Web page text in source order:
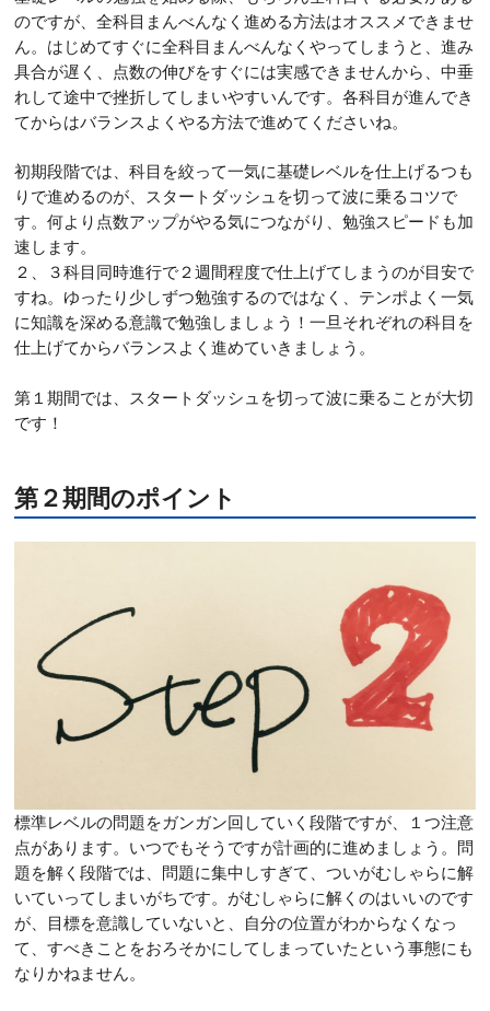
のですが、全科目まんべんなく進める方法はオススメできませ
ん。はじめてすぐに全科目まんべんなくやってしまうと、進み
具合が遅く、点数の伸びをすぐには実感できませんから、中垂
れして途中で挫折してしまいやすいんです。各科目が進んでき
てからはバランスよくやる方法で進めてくださいね。
初期段階では、科目を絞って一気に基礎レベルを仕上げるつも
りで進めるのが、スタートダッシュを切って波に乗るコツで
す。何より点数アップがやる気につながり、勉強スピードも加
速します。
２、３科目同時進行で２週間程度で仕上げてしまうのが目安で
すね。ゆったり少しずつ勉強するのではなく、テンポよく一気
に知識を深める意識で勉強しましょう！一旦それぞれの科目を
仕上げてからバランスよく進めていきましょう。
第１期間では、スタートダッシュを切って波に乗ることが大切
です！
第２期間のポイント
標準レベルの問題をガンガン回していく段階ですが、１つ注意
点があります。いつでもそうですが計画的に進めましょう。問
題を解く段階では、問題に集中しすぎて、ついがむしゃらに解
いていってしまいがちです。がむしゃらに解くのはいいのです
が、目標を意識していないと、自分の位置がわからなくなっ
て、すべきことをおろそかにしてしまっていたという事態にも
なりかねません。